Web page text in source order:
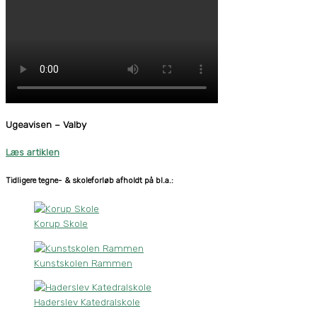
Ugeavisen – Valby
Læs artiklen
Tidligere tegne- & skoleforløb afholdt på bl.a.:
Korup Skole
Kunstskolen Rammen
Haderslev Katedralskole